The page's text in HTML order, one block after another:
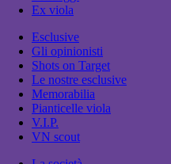
Ex viola
Esclusive
Gli opinionisti
Shots on Target
Le nostre esclusive
Memorabilia
Pianticelle viola
V.I.P.
VN scout